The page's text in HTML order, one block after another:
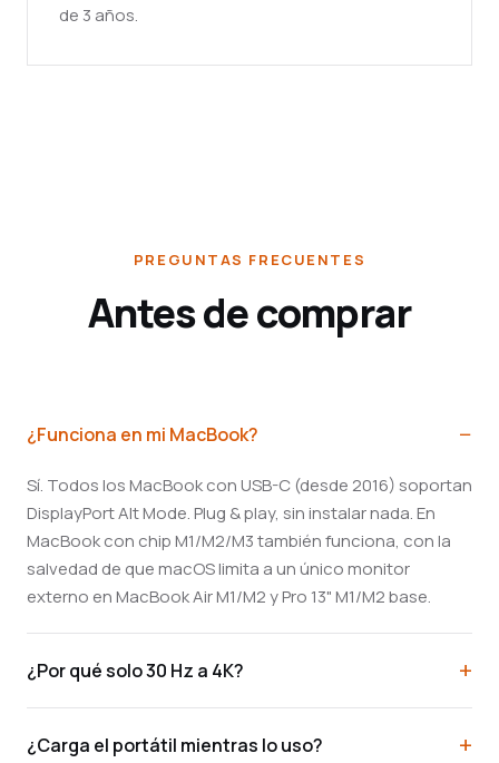
de 3 años.
PREGUNTAS FRECUENTES
Antes de comprar
¿Funciona en mi MacBook?
Sí. Todos los MacBook con USB-C (desde 2016) soportan
DisplayPort Alt Mode. Plug & play, sin instalar nada. En
MacBook con chip M1/M2/M3 también funciona, con la
salvedad de que macOS limita a un único monitor
externo en MacBook Air M1/M2 y Pro 13" M1/M2 base.
¿Por qué solo 30 Hz a 4K?
¿Carga el portátil mientras lo uso?